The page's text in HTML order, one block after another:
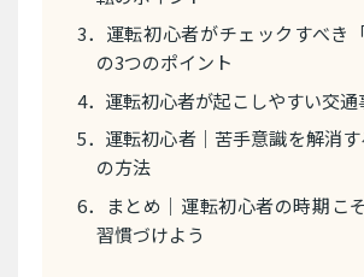
3．運転初心者がチェックすべき
の3つのポイント
4．運転初心者が起こしやすい交通
5．運転初心者｜苦手意識を解消
の方法
6．まとめ｜運転初心者の時期こ
習慣づけよう